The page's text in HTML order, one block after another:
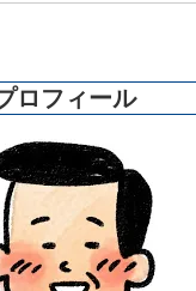
ロフィール